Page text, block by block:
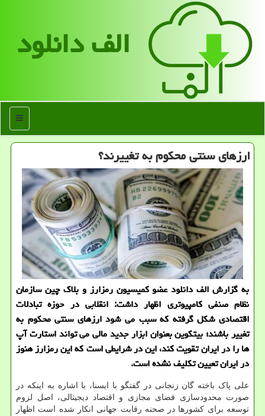
الف دانلود
منو
ارزهای سنتی محکوم به تغییرند؟
به گزارش الف دانلود عضو کمیسیون رمزارز و بلاک چین سازمان
نظام صنفی کامپیوتری اظهار داشت: انقلابی در حوزه تبادلات
اقتصادی شکل گرفته که سبب می شود ارزهای سنتی محکوم به
تغییر باشند؛ بیتکوین بعنوان ابزار جدید مالی می تواند استارت آپ
ها را در ایران تقویت کند، این در شرایطی است که این رمزارز هنوز
در ایران تعیین تکلیف نشده است.
علی پاک باخته گان زنجانی در گفتگو با ایسنا، با اشاره به اینکه در
صورت محدودسازی فضای مجازی و اقتصاد دیجیتالی، اصل لزوم
توسعه برای کشورها در صحنه رقابت جهانی انکار شده است اظهار